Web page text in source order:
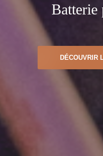
Batterie
DÉCOUVRIR